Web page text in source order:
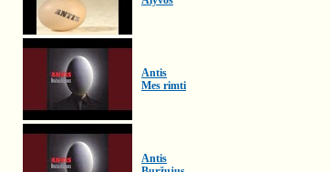
Antis
Mes rimti
Antis